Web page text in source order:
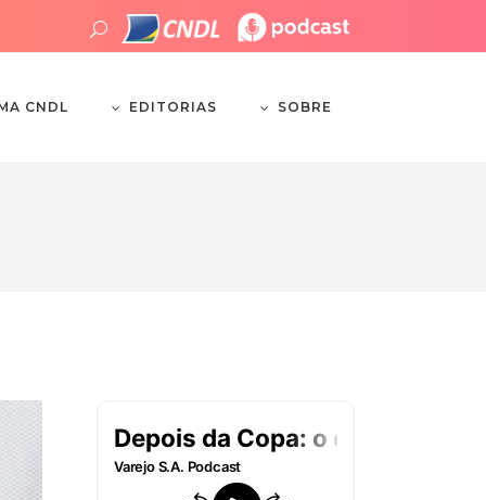
CNDL EDITORIAS SOBRE